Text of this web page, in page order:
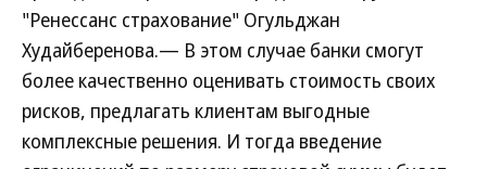
"Ренессанс страхование" Огульджан
Худайберенова.— В этом случае банки смогут
более качественно оценивать стоимость своих
рисков, предлагать клиентам выгодные
комплексные решения. И тогда введение